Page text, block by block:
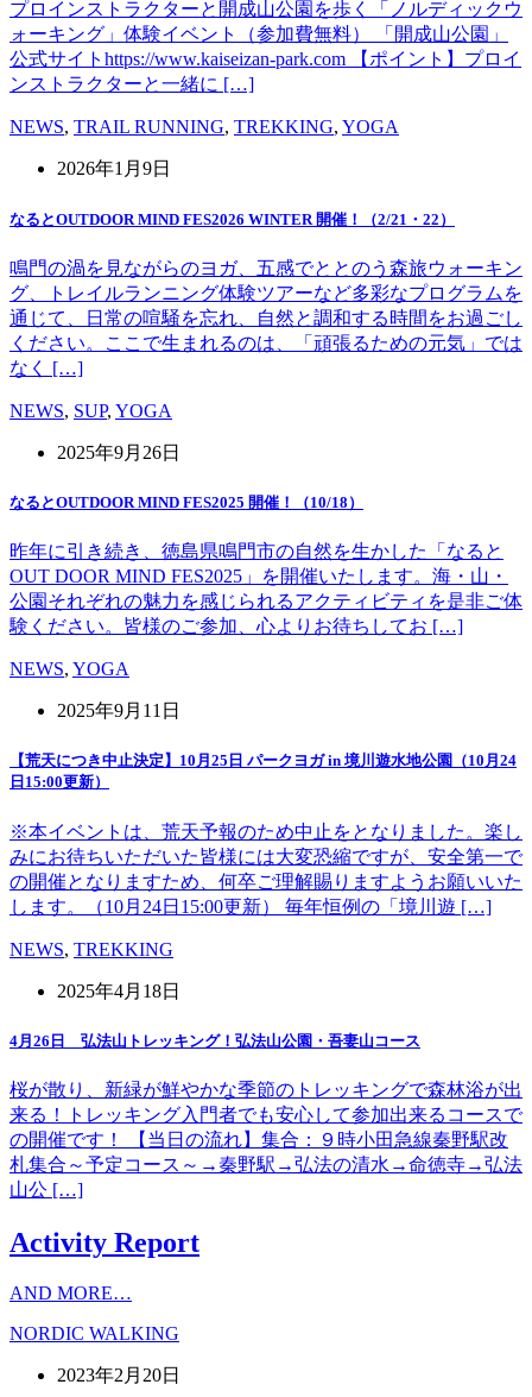
プロインストラクターと開成山公園を歩く「ノルディックウ
ォーキング」体験イベント（参加費無料） 「開成山公園」
公式サイトhttps://www.kaiseizan-park.com 【ポイント】プロイ
ンストラクターと一緒に […]
NEWS, TRAIL RUNNING, TREKKING, YOGA
2026年1月9日
なるとOUTDOOR MIND FES2026 WINTER 開催！（2/21・22）
鳴門の渦を見ながらのヨガ、五感でととのう森旅ウォーキン
グ、トレイルランニング体験ツアーなど多彩なプログラムを
通じて、日常の喧騒を忘れ、自然と調和する時間をお過ごし
ください。ここで生まれるのは、「頑張るための元気」では
なく […]
NEWS, SUP, YOGA
2025年9月26日
なるとOUTDOOR MIND FES2025 開催！（10/18）
昨年に引き続き、徳島県鳴門市の自然を生かした「なると
OUT DOOR MIND FES2025」を開催いたします。海・山・
公園それぞれの魅力を感じられるアクティビティを是非ご体
験ください。皆様のご参加、心よりお待ちしてお […]
NEWS, YOGA
2025年9月11日
【荒天につき中止決定】10月25日 パークヨガ in 境川遊水地公園（10月24
日15:00更新）
※本イベントは、荒天予報のため中止をとなりました。楽し
みにお待ちいただいた皆様には大変恐縮ですが、安全第一で
の開催となりますため、何卒ご理解賜りますようお願いいた
します。（10月24日15:00更新） 毎年恒例の「境川遊 […]
NEWS, TREKKING
2025年4月18日
4月26日 弘法山トレッキング！弘法山公園・吾妻山コース
桜が散り、新緑が鮮やかな季節のトレッキングで森林浴が出
来る！トレッキング入門者でも安心して参加出来るコースで
の開催です！ 【当日の流れ】集合：９時小田急線秦野駅改
札集合～予定コース～→秦野駅→弘法の清水→命徳寺→弘法
山公 […]
Activity Report
AND MORE…
NORDIC WALKING
2023年2月20日